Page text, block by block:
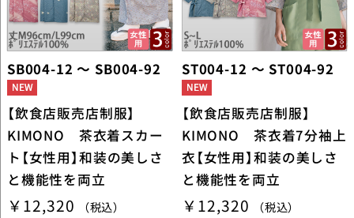
SB004-12 ～ SB004-92
【飲食店販売店制服】
KIMONO 茶衣着スカー
ト【女性用】和装の美しさ
と機能性を両立
￥12,320 （税込）
ST004-12 ～ ST004-92
【飲食店販売店制服】
KIMONO 茶衣着7分袖上
衣【女性用】和装の美しさ
と機能性を両立
￥12,320 （税込）